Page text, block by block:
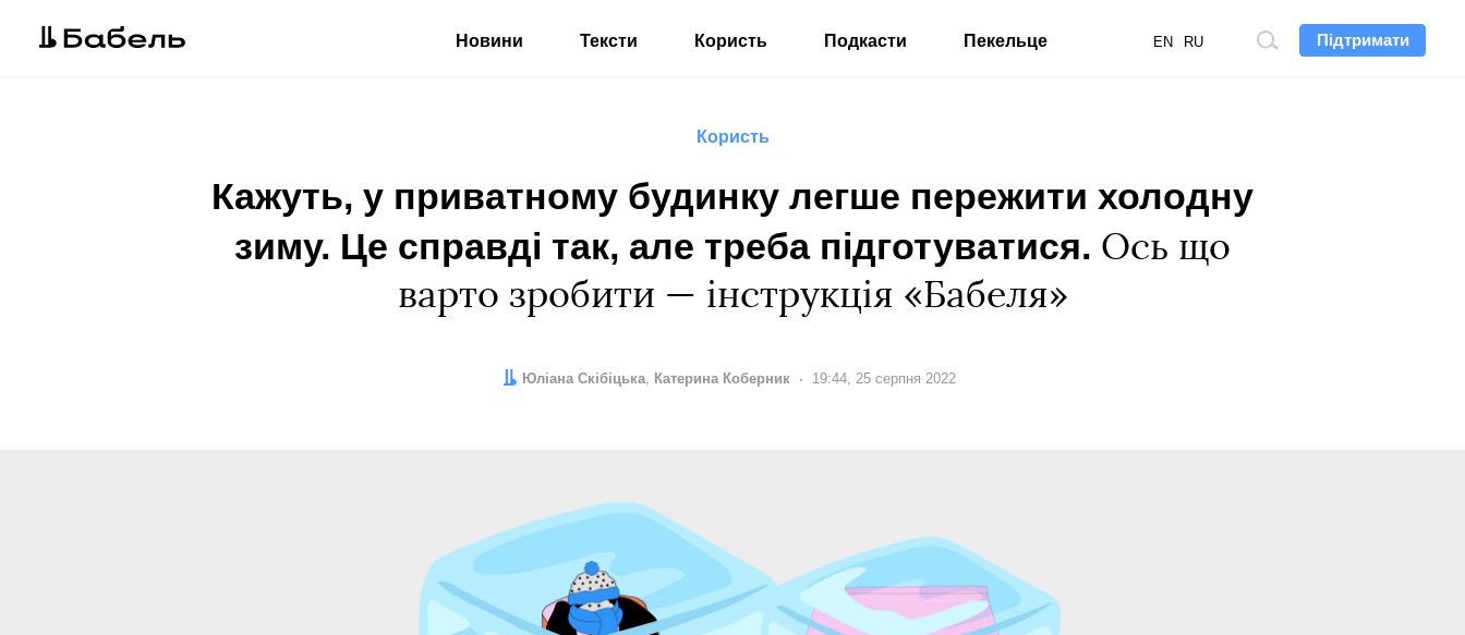
Підтримати
Пошук
EN RU
Новини Тексти Користь Подкасти Пекельце
Користь
Кажуть, у приватному будинку легше пережити холодну
зиму. Це справді так, але треба підготуватися. Ось що
варто зробити — інструкція «Бабеля»
Автор:
Юліана Скібіцька
Редактор: Катерина Коберник Дата:
19:44, 25 серпня 2022